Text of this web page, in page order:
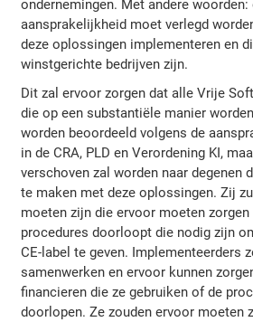
ondernemingen. Met andere woorden:
aansprakelijkheid moet verlegd
deze oplossingen implementeren en
winstgerichte bedrijven zijn.
Dit zal ervoor zorgen dat alle Vrije
die op een substantiële manier
worden beoordeeld volgens de
in de CRA, PLD en Verordening KI,
verschoven zal worden naar degenen
te maken met deze oplossingen. Zij
moeten zijn die ervoor moeten
procedures doorloopt die nodig zijn
CE-label te geven. Implementeerders
samenwerken en ervoor kunnen
financieren die ze gebruiken of de
doorlopen. Ze zouden ervoor moeten